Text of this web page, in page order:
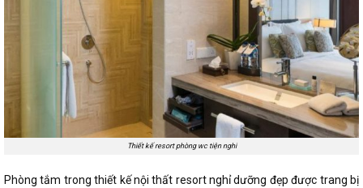
Thiết kế resort phòng wc tiện nghi
Phòng tắm trong thiết kế nội thất resort nghỉ dưỡng đẹp được trang bị